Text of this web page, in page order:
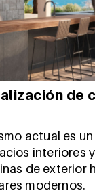
de
actual es
interiores
de exterior
modernos.